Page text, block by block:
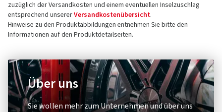
zuzüglich der Versandkosten und einem eventuellen Inselzuschlag
entsprechend unsererVersandkostenübersicht.
Hinweise zu den Produktabbildungen entnehmen Sie bitte den
Informationen auf den Produktdetailseiten.
Über uns
Sie wollen mehr zum Unternehmen und über uns